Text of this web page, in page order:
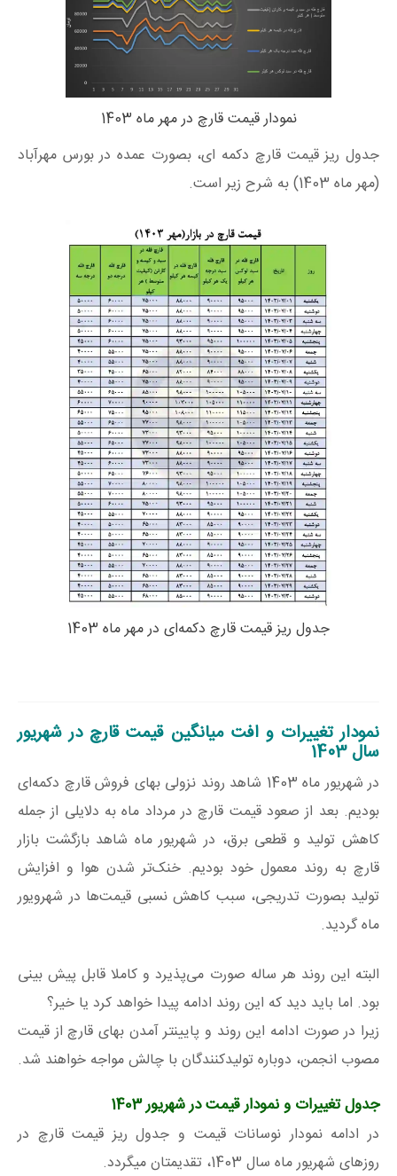
نمودار قیمت قارچ در مهر ماه 1403
جدول ریز قیمت قارچ دکمه ای، بصورت عمده در بورس مهرآباد
(مهر ماه 1403) به شرح زیر است.
جدول ریز قیمت قارچ دکمه‌ای در مهر ماه 1403
نمودار تغییرات و افت میانگین قیمت قارچ در شهریور
سال 1403
در شهریور ماه 1403 شاهد روند نزولی بهای فروش قارچ دکمه‌ای
بودیم. بعد از صعود قیمت قارچ در مرداد ماه به دلایلی از جمله
کاهش تولید و قطعی برق، در شهریور ماه شاهد بازگشت بازار
قارچ به روند معمول خود بودیم. خنک‌تر شدن هوا و افزایش
تولید بصورت تدریجی، سبب کاهش نسبی قیمت‌ها در شهرویور
ماه گردید.
البته این روند هر ساله صورت می‌پذیرد و کاملا قابل پیش بینی
بود. اما باید دید که این روند ادامه پیدا خواهد کرد یا خیر؟
زیرا در صورت ادامه این روند و پایینتر آمدن بهای قارچ از قیمت
مصوب انجمن، دوباره تولیدکنندگان با چالش مواجه خواهند شد.
جدول تغییرات و نمودار قیمت در شهریور 1403
در ادامه نمودار نوسانات قیمت و جدول ریز قیمت قارچ در
روزهای شهریور ماه سال 1403، تقدیمتان میگردد.